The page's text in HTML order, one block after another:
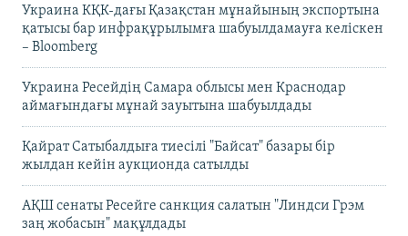
Украина КҚК-дағы Қазақстан мұнайының экспортына
қатысы бар инфрақұрылымға шабуылдамауға келіскен
– Bloomberg
Украина Ресейдің Самара облысы мен Краснодар
аймағындағы мұнай зауытына шабуылдады
Қайрат Сатыбалдыға тиесілі "Байсат" базары бір
жылдан кейін аукционда сатылды
АҚШ сенаты Ресейге санкция салатын "Линдси Грэм
заң жобасын" мақұлдады